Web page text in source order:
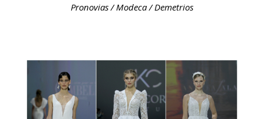
Pronovias / Modeca / Demetrios